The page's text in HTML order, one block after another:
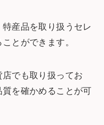
産品を取り扱うセレ
とができます。
でも取り扱ってお
を確かめることが可